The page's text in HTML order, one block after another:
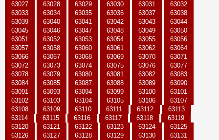
63027
63028 63029 63030 63031
63032
63033
63034 63035 63036 63037
63038
63039
63040 63041 63042 63043
63044
63045
63046 63047 63048 63049
63050
63051
63052 63053 63054 63055
63056
63057
63058 63060 63061 63062
63064
63066
63067 63068 63069 63070
63071
63072
63073 63074 63075 63076
63077
63078
63079 63080 63081 63082
63083
63084
63085 63087 63088 63089
63090
63091
63093 63094 63099 63100
63101
63102
63103 63104 63105 63106
63107
63108
63109 63110 63111 63112
63113
63114
63115 63116 63117 63118
63119
63120
63121 63122 63123 63124
63125
63126
63127 63128 63129 63130
63131